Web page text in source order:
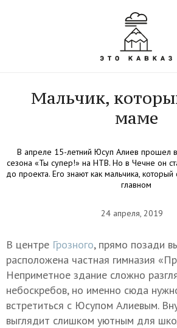
Мальчик,
маме
В апреле 15-летний Юсуп Алиев прошел
сезона «Ты супер!» на НТВ. Но в Чечне он
до проекта. Его знают как мальчика,
главном
24 апреля, 2019
В центре Грозного, прямо позади
расположена частная гимназия
Неприметное здание сложно
небоскребов, но именно сюда
встретиться с Юсупом Алиевым.
выглядит слишком уютным для